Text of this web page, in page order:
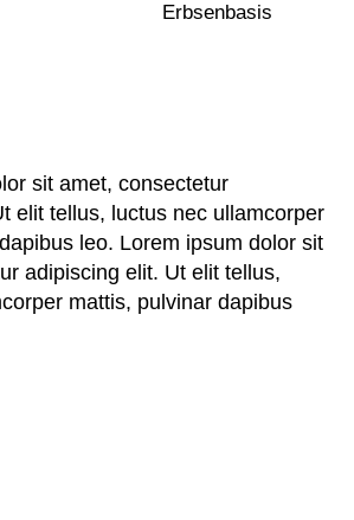
Erbsenbasis
sit amet, consectetur
elit tellus, luctus nec ullamcorper
leo. Lorem ipsum dolor sit
adipiscing elit. Ut elit tellus,
mattis, pulvinar dapibus